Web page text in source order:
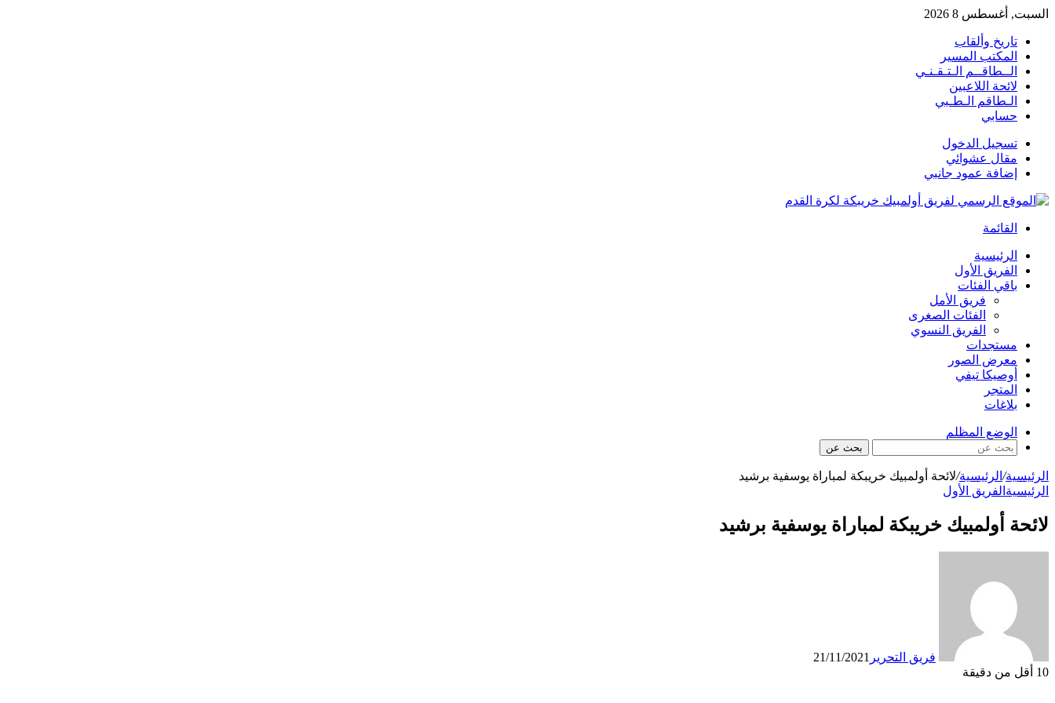
السبت, أغسطس 8 2026
تاريخ وألقاب
المكتب المسير
الــطاقــم الـتـقـنـي
لائحة اللاعبين
الـطاقم الـطـبي
حسابي
تسجيل الدخول
مقال عشوائي
إضافة عمود جانبي
القائمة
الرئيسية
الفريق الأول
باقي الفئات
فريق الأمل
الفئات الصغرى
الفريق النسوي
مستجدات
معرض الصور
أوصيكا تيفي
المتجر
بلاغات
الوضع المظلم
بحث عن
الرئيسية/ الرئيسية/لائحة أولمبيك خريبكة لمباراة يوسفية برشيد
الرئيسية الفريق الأول
لائحة أولمبيك خريبكة لمباراة يوسفية برشيد
فريق التحرير 21/11/2021
10 أقل من دقيقة